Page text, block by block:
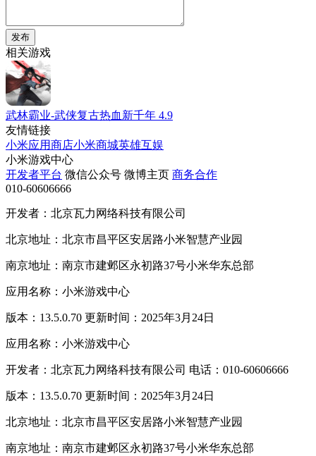
发布
相关游戏
武林霸业-武侠复古热血新千年 4.9
友情链接
小米应用商店小米商城英雄互娱
小米游戏中心
开发者平台 微信公众号 微博主页 商务合作
010-60606666
开发者：北京瓦力网络科技有限公司
北京地址：北京市昌平区安居路小米智慧产业园
南京地址：南京市建邺区永初路37号小米华东总部
应用名称：小米游戏中心
版本：13.5.0.70 更新时间：2025年3月24日
应用名称：小米游戏中心
开发者：北京瓦力网络科技有限公司 电话：010-60606666
版本：13.5.0.70 更新时间：2025年3月24日
北京地址：北京市昌平区安居路小米智慧产业园
南京地址：南京市建邺区永初路37号小米华东总部